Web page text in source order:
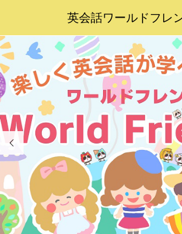
英会話ワールドフレ
